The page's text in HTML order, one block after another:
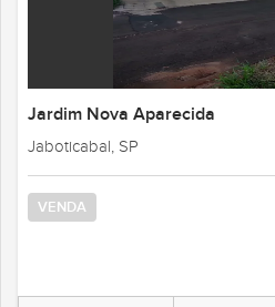
Jardim Nova Aparecida
Jaboticabal, SP
VENDA